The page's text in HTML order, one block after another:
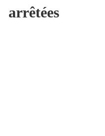
arrêtées